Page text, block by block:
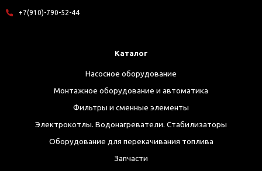
+7(910)-790-52-44
Каталог
Насосное оборудование
Монтажное оборудование и автоматика
Фильтры и сменные элементы
Электрокотлы. Водонагреватели. Стабилизаторы
Оборудование для перекачивания топлива
Запчасти